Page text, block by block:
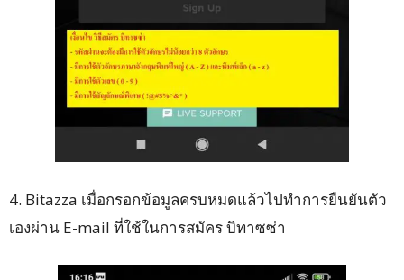
4. Bitazza เมื่อกรอกข้อมูลครบหมดแล้วไปทำการยืนยันตัว
เองผ่าน E-mail ที่ใช้ในการสมัคร บิทาซซ่า